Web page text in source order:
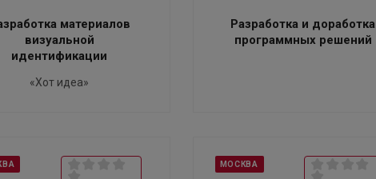
материалов
визуальной
идентификации
«Хот идеа»
Разработка и доработка
программных решений
МОСКВА